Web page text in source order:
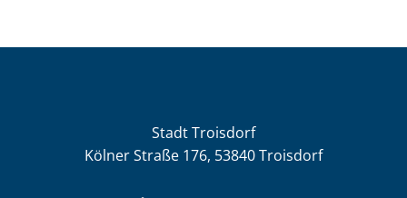
Stadt Troisdorf
Kölner Straße 176, 53840 Troisdorf